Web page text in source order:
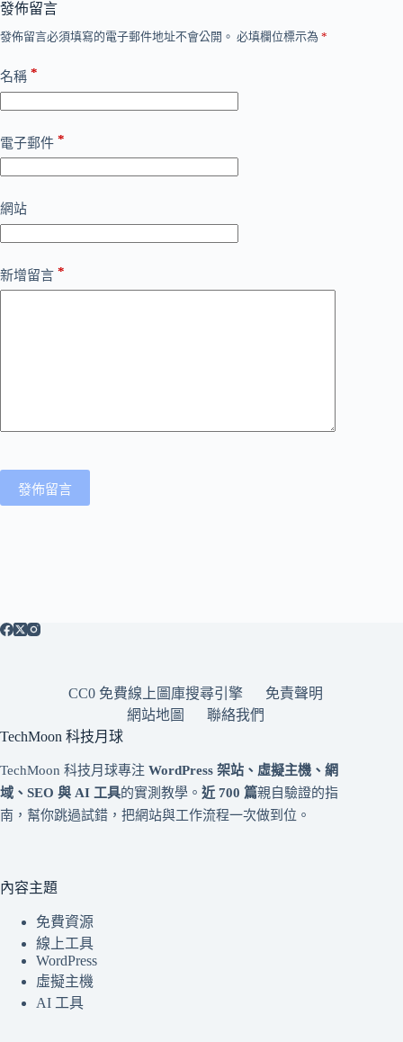
發佈留言
發佈留言必須填寫的電子郵件地址不會公開。 必填欄位標示為 *
名稱 *
電子郵件 *
網站
新增留言 *
發佈留言
CC0 免費線上圖庫搜尋引擎
免責聲明
網站地圖
聯絡我們
TechMoon 科技月球
TechMoon 科技月球專注 WordPress 架站、虛擬主機、網
域、SEO 與 AI 工具的實測教學。 近 700 篇親自驗證的指
南，幫你跳過試錯，把網站與工作流程一次做到位。
內容主題
免費資源
線上工具
WordPress
虛擬主機
AI 工具